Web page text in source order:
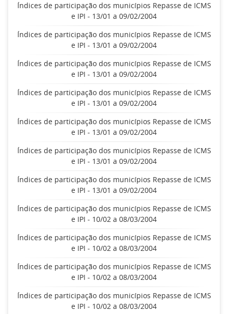
Índices de participação dos municípios Repasse de ICMS
e IPI - 13/01 a 09/02/2004
Índices de participação dos municípios Repasse de ICMS
e IPI - 13/01 a 09/02/2004
Índices de participação dos municípios Repasse de ICMS
e IPI - 13/01 a 09/02/2004
Índices de participação dos municípios Repasse de ICMS
e IPI - 13/01 a 09/02/2004
Índices de participação dos municípios Repasse de ICMS
e IPI - 13/01 a 09/02/2004
Índices de participação dos municípios Repasse de ICMS
e IPI - 13/01 a 09/02/2004
Índices de participação dos municípios Repasse de ICMS
e IPI - 13/01 a 09/02/2004
Índices de participação dos municípios Repasse de ICMS
e IPI - 10/02 a 08/03/2004
Índices de participação dos municípios Repasse de ICMS
e IPI - 10/02 a 08/03/2004
Índices de participação dos municípios Repasse de ICMS
e IPI - 10/02 a 08/03/2004
Índices de participação dos municípios Repasse de ICMS
e IPI - 10/02 a 08/03/2004